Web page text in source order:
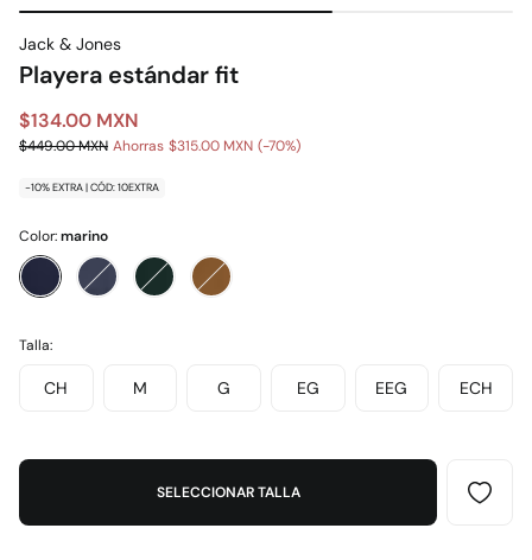
Jack & Jones
Playera estándar fit
$134.00 MXN
$449.00 MXN Ahorras $315.00 MXN 70
-10% EXTRA | CÓD: 10EXTRA
Color:marino
Talla:
CH M G EG EEG ECH
SELECCIONAR TALLA